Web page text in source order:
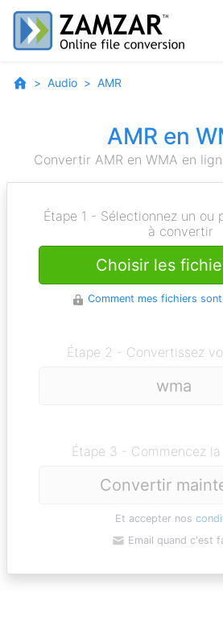
Audio AMR
AMR en
Convertir AMR en WMA en
Étape 1 - Sélectionnez un ou
à convertir
Choisir les
Comment mes fichiers
Étape 2 - Convertissez
Étape 3 - Commencez
Convertir
Et accepter nos
Email quand c'est